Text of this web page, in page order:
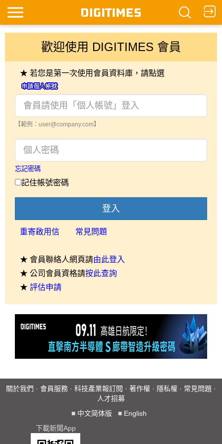
歡迎使用 DIGITIMES 會員
★ 若您是第一次使用會員資料庫，請點選
【範例：user@company.com】
忘記密碼
記住帳號密碼
登入
重寄啟用信 常見問題
★ 會員聯絡人網頁請由此登入
★ 公司會員資格請按此查詢
★ 評估申請
關於我們 · 會員服務 · 科技產業報訂閱 · 著作權 · 隱私權 · 常見問題 ·
人才招募
■ 中文简体版 ■ English
下載新聞App